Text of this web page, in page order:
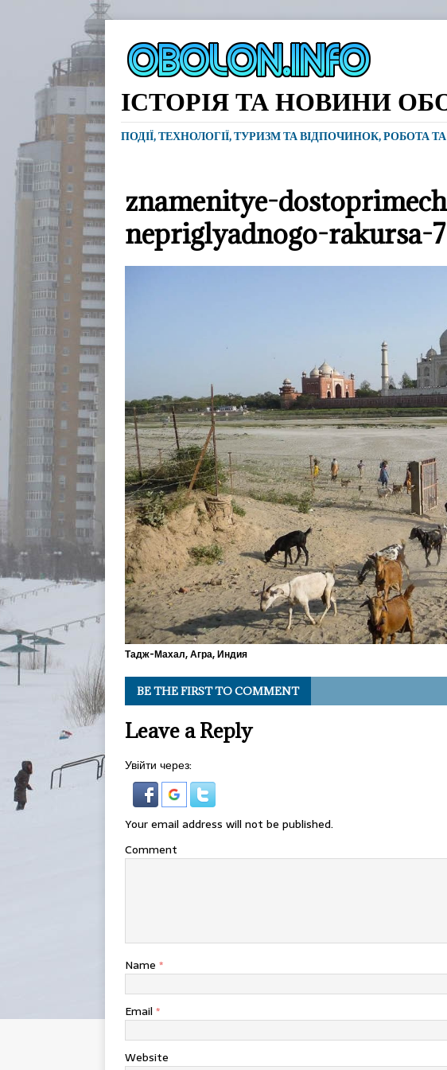
ІСТОРІЯ ТА НОВИНИ
ПОДІЇ, ТЕХНОЛОГІЇ, ТУРИЗМ ТА ВІДПОЧИНОК, РОБОТА
znamenitye-
nepriglyadnogo-rakursa-7
Тадж-Махал, Агра, Индия
BE THE FIRST TO COMMENT
Leave a Reply
Увійти через:
Your email address will not be published.
Comment
Name *
Email *
Website